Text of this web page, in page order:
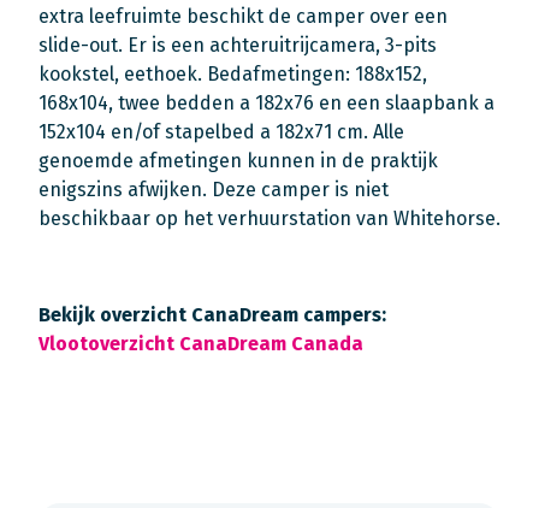
extra leefruimte beschikt de camper over een
slide-out. Er is een achteruitrijcamera, 3-pits
kookstel, eethoek. Bedafmetingen: 188x152,
168x104, twee bedden a 182x76 en een slaapbank a
152x104 en/of stapelbed a 182x71 cm. Alle
genoemde afmetingen kunnen in de praktijk
enigszins afwijken. Deze camper is niet
beschikbaar op het verhuurstation van Whitehorse.
Bekijk overzicht CanaDream campers:
Vlootoverzicht CanaDream Canada